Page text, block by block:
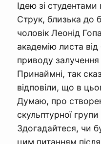
Ідею зі
Струк, близька до
чоловік Леонід
академію листа
приводу залучення
Принаймні, так
відповіли, що в
Думаю, про
скульптурної
Здогадайтеся, чи
цим питанням після